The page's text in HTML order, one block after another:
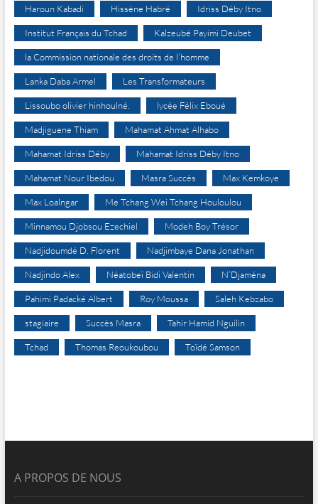
Haroun Kabadi Hissène Habré Idriss Déby Itno
Institut Français du Tchad Kalzeubé Payimi Deubet
la Commission nationale des droits de l’homme
Lanka Daba Armel Les Transformateurs
Lissoubo olivier hinhoulné. lycée Félix Eboué
Madjiguene Thiam Mahamat Ahmat Alhabo
Mahamat Idriss Déby Mahamat Idriss Déby Itno
Mahamat Nour Ibedou Masra Succès Max Kemkoye
Max Loalngar Me Tchang Wei Tchang Houloulou
Minnamou Djobsou Ezechiel Modeh Boy Trésor
Nadjidoumdé D. Florent Nadjimbaye Dana Jonathan
Nadjindo Alex Néatobeï Bidi Valentin N’Djaména
Pahimi Padacké Albert Roy Moussa Saleh Kebzabo
stagiaire Succès Masra Tahir Hamid Nguilin
Tchad Thomas Reoukoubou Toïdé Samson
A PROPOS DE NOUS